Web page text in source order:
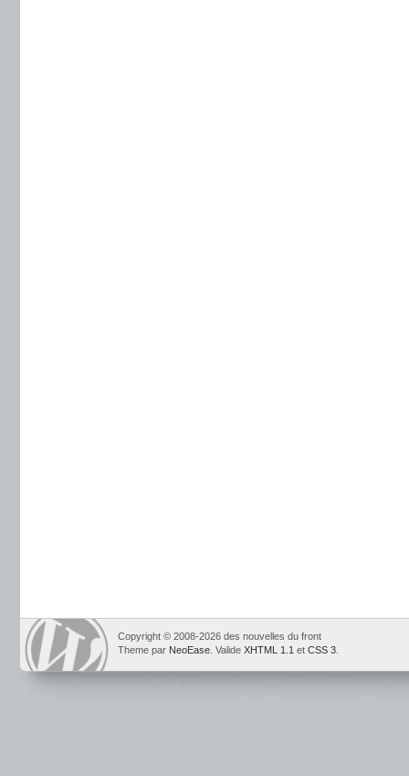
Copyright © 2008-2026 des nouvelles du front
Theme par NeoEase . Valide XHTML 1.1 et CSS 3